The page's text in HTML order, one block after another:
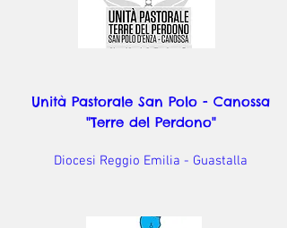
Unità Pastorale San Polo - Canossa
"Terre del Perdono"
Diocesi Reggio Emilia - Guastalla